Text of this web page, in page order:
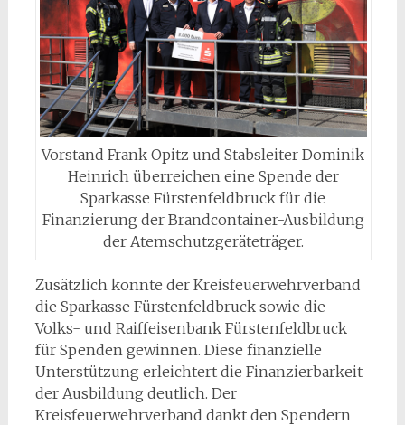
Vorstand Frank Opitz und Stabsleiter Dominik
Heinrich überreichen eine Spende der
Sparkasse Fürstenfeldbruck für die
Finanzierung der Brandcontainer-Ausbildung
der Atemschutzgeräteträger.
Zusätzlich konnte der Kreisfeuerwehrverband
die Sparkasse Fürstenfeldbruck sowie die
Volks- und Raiffeisenbank Fürstenfeldbruck
für Spenden gewinnen. Diese finanzielle
Unterstützung erleichtert die Finanzierbarkeit
der Ausbildung deutlich. Der
Kreisfeuerwehrverband dankt den Spendern